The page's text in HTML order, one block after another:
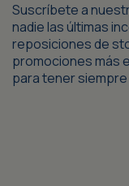
Suscríbete a
nadie las últimas
reposiciones de
promociones más
para tener